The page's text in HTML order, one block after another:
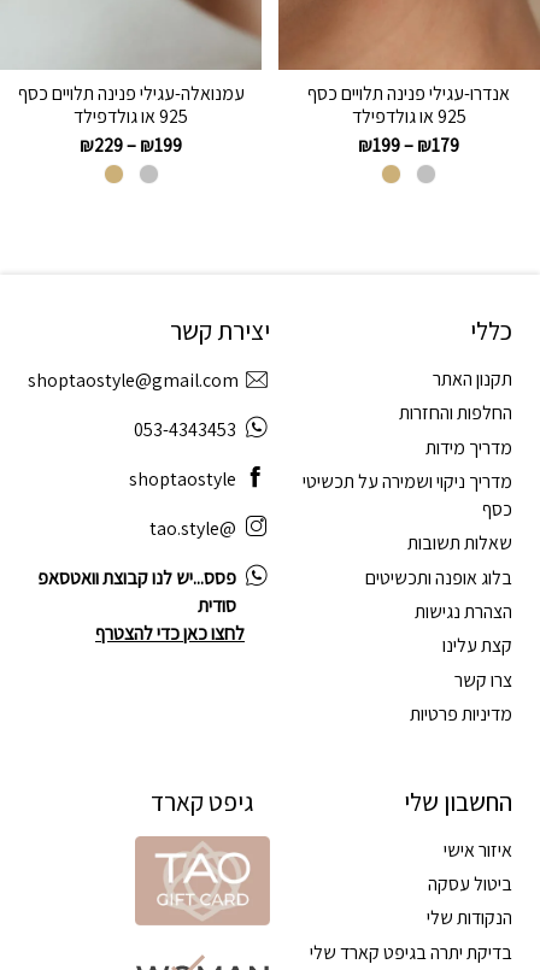
אנדרו-עגילי פנינה תלויים כסף
925 או גולדפילד
₪179
–
₪199
עמנואלה-עגילי פנינה תלויים כסף
925 או גולדפילד
₪199
–
₪229
כללי
תקנון האתר
החלפות והחזרות
מדריך מידות
מדריך ניקוי ושמירה על תכשיטי
כסף
שאלות תשובות
בלוג אופנה ותכשיטים
הצהרת נגישות
קצת עלינו
צרו קשר
מדיניות פרטיות
החשבון שלי
איזור אישי
ביטול עסקה
הנקודות שלי
בדיקת יתרה בגיפט קארד שלי
יצירת קשר
shoptaostyle@gmail.com
053-4343453
shoptaostyle
@tao.style
פסס...יש לנו קבוצת וואטסאפ
סודית
לחצו כאן כדי להצטרף
גיפט קארד